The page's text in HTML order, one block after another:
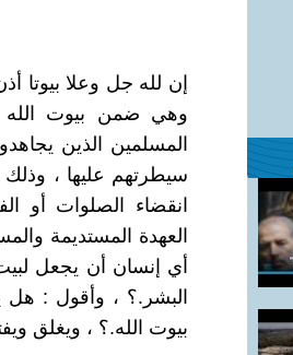
إن لله جل وعلا بيوتا
وهي ضمن بيوت
المسلمين الذين
سيطرتهم عليها ،
انقضاء الصلوات أو
العهدة المستديمة
أي إنسان أن يجعل
البشر.؟ ، وأقول :
بيوت الله.؟ ، ويغلق